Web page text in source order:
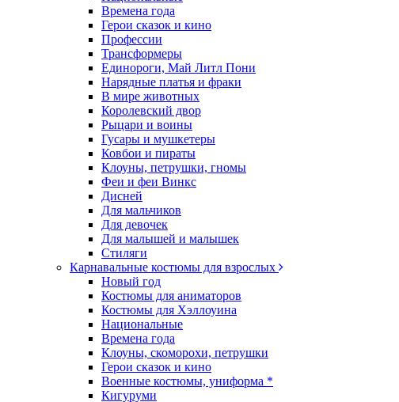
Времена года
Герои сказок и кино
Профессии
Трансформеры
Единороги, Май Литл Пони
Нарядные платья и фраки
В мире животных
Королевский двор
Рыцари и воины
Гусары и мушкетеры
Ковбои и пираты
Клоуны, петрушки, гномы
Феи и феи Винкс
Дисней
Для мальчиков
Для девочек
Для малышей и малышек
Стиляги
Карнавальные костюмы для взрослых
Новый год
Костюмы для аниматоров
Костюмы для Хэллоуина
Национальные
Времена года
Клоуны, скоморохи, петрушки
Герои сказок и кино
Военные костюмы, униформа *
Кигуруми